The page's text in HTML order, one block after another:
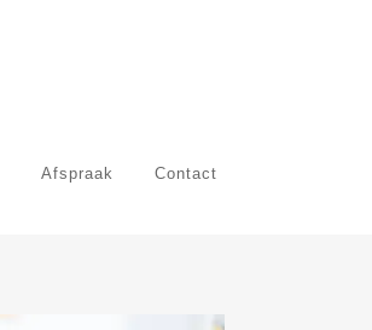
Afspraak Contact